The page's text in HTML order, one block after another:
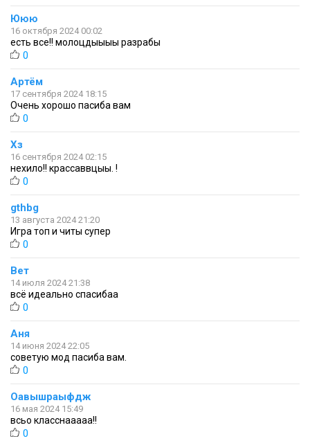
Ююю
16 октября 2024 00:02
есть все!! молоцдыыыы разрабы
0
Артём
17 сентября 2024 18:15
Очень хорошо пасиба вам
0
Хз
16 сентября 2024 02:15
нехило!! крассаввцыы. !
0
gthbg
13 августа 2024 21:20
Игра топ и читы супер
0
Вет
14 июля 2024 21:38
всё идеально спасибаа
0
Аня
14 июня 2024 22:05
советую мод пасиба вам.
0
Оавышраыфдж
16 мая 2024 15:49
всьо класснааааа!!
0